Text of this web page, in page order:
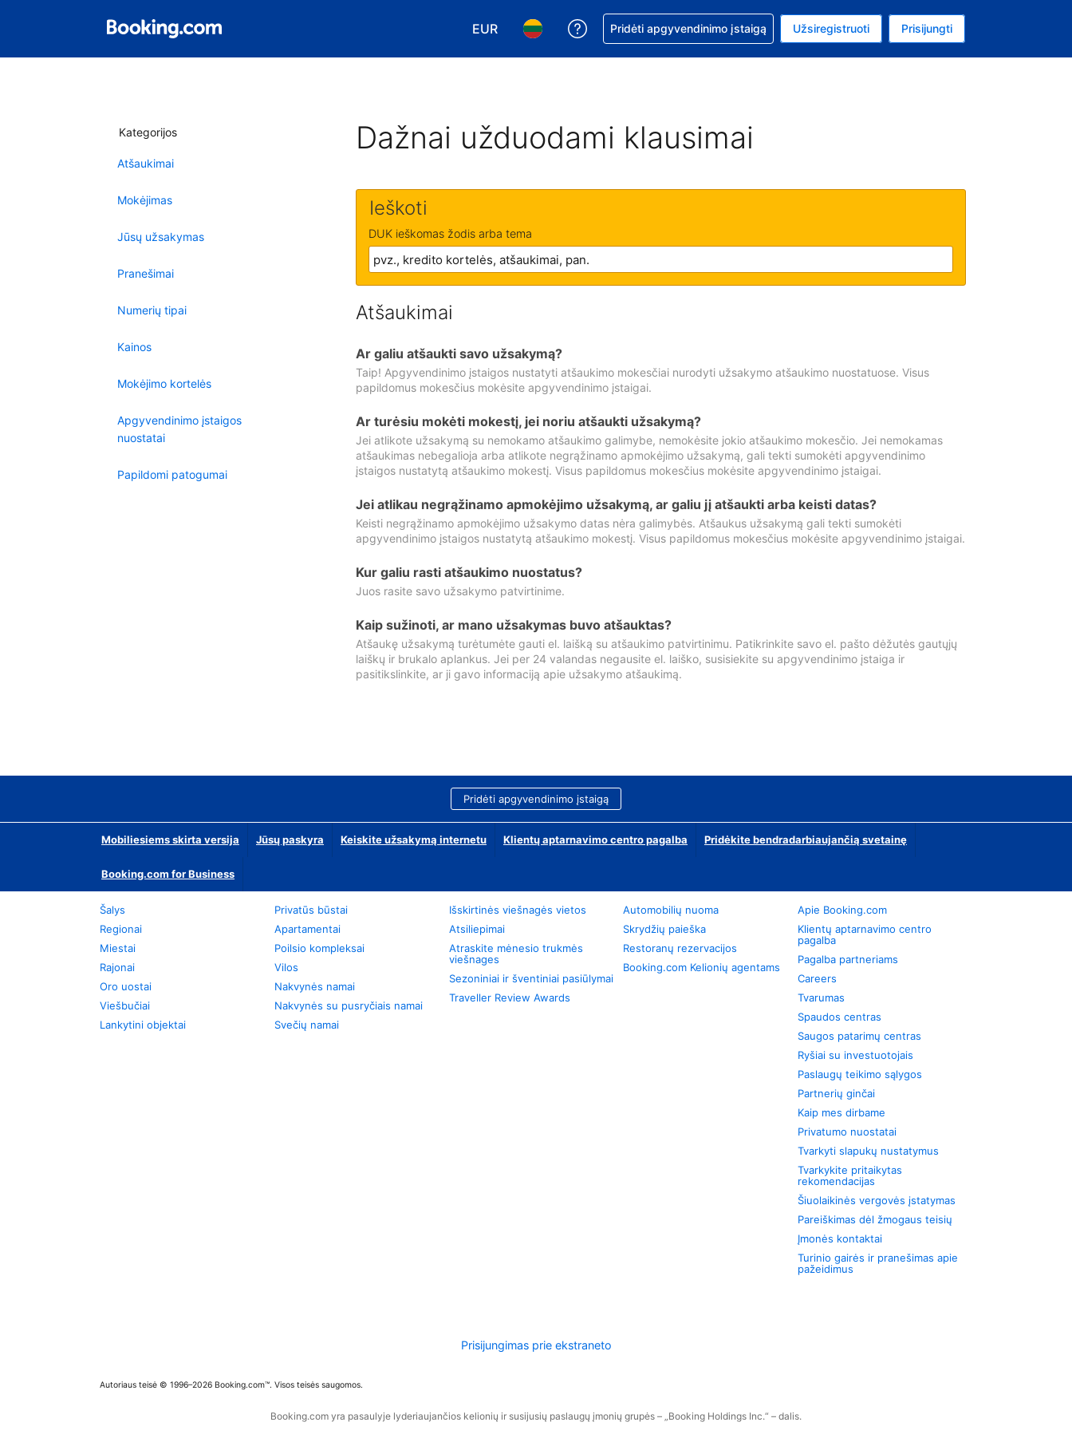
EUR
Pasirinkite valiutą. Jūsų pasirinkta valiuta: Euras
Pasirinkite kalbą. Jūsų pasirinkta kalba: Lietuvių
Pagalba dėl užsakymo
Pridėti apgyvendinimo įstaigą Užsiregistruoti Prisijungti
Kategorijos
Atšaukimai
Mokėjimas
Jūsų užsakymas
Pranešimai
Numerių tipai
Kainos
Mokėjimo kortelės
Apgyvendinimo įstaigos
nuostatai
Papildomi patogumai
Dažnai užduodami klausimai
Ieškoti
DUK ieškomas žodis arba tema
Atšaukimai
Ar galiu atšaukti savo užsakymą?
Taip! Apgyvendinimo įstaigos nustatyti atšaukimo mokesčiai nurodyti užsakymo atšaukimo nuostatuose. Visus
papildomus mokesčius mokėsite apgyvendinimo įstaigai.
Ar turėsiu mokėti mokestį, jei noriu atšaukti užsakymą?
Jei atlikote užsakymą su nemokamo atšaukimo galimybe, nemokėsite jokio atšaukimo mokesčio. Jei nemokamas
atšaukimas nebegalioja arba atlikote negrąžinamo apmokėjimo užsakymą, gali tekti sumokėti apgyvendinimo
įstaigos nustatytą atšaukimo mokestį. Visus papildomus mokesčius mokėsite apgyvendinimo įstaigai.
Jei atlikau negrąžinamo apmokėjimo užsakymą, ar galiu jį atšaukti arba keisti datas?
Keisti negrąžinamo apmokėjimo užsakymo datas nėra galimybės. Atšaukus užsakymą gali tekti sumokėti
apgyvendinimo įstaigos nustatytą atšaukimo mokestį. Visus papildomus mokesčius mokėsite apgyvendinimo įstaigai.
Kur galiu rasti atšaukimo nuostatus?
Juos rasite savo užsakymo patvirtinime.
Kaip sužinoti, ar mano užsakymas buvo atšauktas?
Atšaukę užsakymą turėtumėte gauti el. laišką su atšaukimo patvirtinimu. Patikrinkite savo el. pašto dėžutės gautųjų
laiškų ir brukalo aplankus. Jei per 24 valandas negausite el. laiško, susisiekite su apgyvendinimo įstaiga ir
pasitikslinkite, ar ji gavo informaciją apie užsakymo atšaukimą.
Pridėti apgyvendinimo įstaigą
Mobiliesiems skirta versija Jūsų paskyra Keiskite užsakymą internetu Klientų aptarnavimo centro pagalba Pridėkite bendradarbiaujančią svetainę
Booking.com for Business
Šalys
Regionai
Miestai
Rajonai
Oro uostai
Viešbučiai
Lankytini objektai
Privatūs būstai
Apartamentai
Poilsio kompleksai
Vilos
Nakvynės namai
Nakvynės su pusryčiais namai
Svečių namai
Išskirtinės viešnagės vietos
Atsiliepimai
Atraskite mėnesio trukmės
viešnages
Sezoniniai ir šventiniai pasiūlymai
Traveller Review Awards
Automobilių nuoma
Skrydžių paieška
Restoranų rezervacijos
Booking.com Kelionių agentams
Apie Booking.com
Klientų aptarnavimo centro
pagalba
Pagalba partneriams
Careers
Tvarumas
Spaudos centras
Saugos patarimų centras
Ryšiai su investuotojais
Paslaugų teikimo sąlygos
Partnerių ginčai
Kaip mes dirbame
Privatumo nuostatai
Tvarkyti slapukų nustatymus
Tvarkykite pritaikytas
rekomendacijas
Šiuolaikinės vergovės įstatymas
Pareiškimas dėl žmogaus teisių
Įmonės kontaktai
Turinio gairės ir pranešimas apie
pažeidimus
Prisijungimas prie ekstraneto
Autoriaus teisė © 1996–2026 Booking.com™. Visos teisės saugomos.
Booking.com yra pasaulyje lyderiaujančios kelionių ir susijusių paslaugų įmonių grupės – „Booking Holdings Inc.“ – dalis.